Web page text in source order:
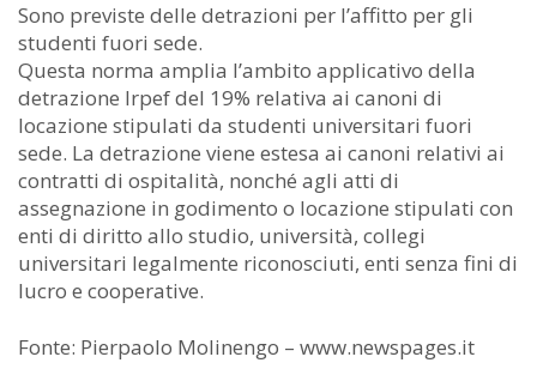
Sono previste delle detrazioni per l’affitto per gli
studenti fuori sede.
Questa norma amplia l’ambito applicativo della
detrazione Irpef del 19% relativa ai canoni di
locazione stipulati da studenti universitari fuori
sede. La detrazione viene estesa ai canoni relativi ai
contratti di ospitalità, nonché agli atti di
assegnazione in godimento o locazione stipulati con
enti di diritto allo studio, università, collegi
universitari legalmente riconosciuti, enti senza fini di
lucro e cooperative.
Fonte: Pierpaolo Molinengo – www.newspages.it